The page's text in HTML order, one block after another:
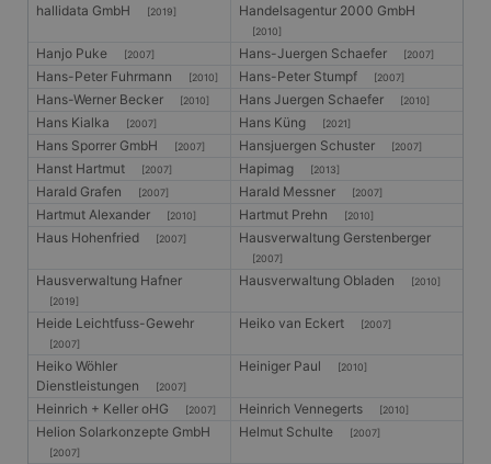
hallidata GmbH [2019] Handelsagentur 2000 GmbH
[2010]
Hanjo Puke [2007] Hans-Juergen Schaefer [2007]
Hans-Peter Fuhrmann [2010] Hans-Peter Stumpf [2007]
Hans-Werner Becker [2010] Hans Juergen Schaefer [2010]
Hans Kialka [2007] Hans Küng [2021]
Hans Sporrer GmbH [2007] Hansjuergen Schuster [2007]
Hanst Hartmut [2007] Hapimag [2013]
Harald Grafen [2007] Harald Messner [2007]
Hartmut Alexander [2010] Hartmut Prehn [2010]
Haus Hohenfried [2007] Hausverwaltung Gerstenberger
[2007]
Hausverwaltung Hafner
[2019]
Hausverwaltung Obladen [2010]
Heide Leichtfuss-Gewehr
[2007]
Heiko van Eckert [2007]
Heiko Wöhler
Dienstleistungen
[2007]
Heiniger Paul [2010]
Heinrich + Keller oHG [2007] Heinrich Vennegerts [2010]
Helion Solarkonzepte GmbH
[2007]
Helmut Schulte [2007]